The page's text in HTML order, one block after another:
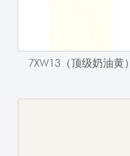
7XW13（顶级奶油黄）